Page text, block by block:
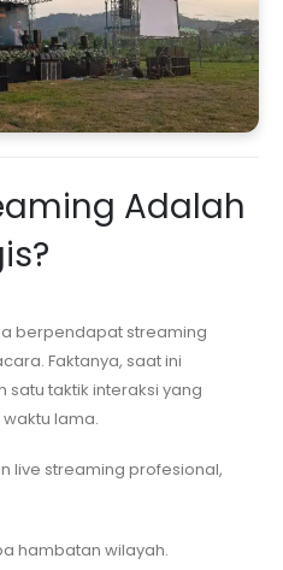
Adalah
berpendapat streaming
Faktanya, saat ini
taktik interaksi yang
lama.
live streaming profesional,
hambatan wilayah.